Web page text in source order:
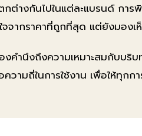
ต่างกันไปในแต่ละแบรนด์ กา
จากราคาที่ถูกที่สุด แต่ยังมองเ
ำนึงถึงความเหมาะสมกับบริบ
ามถี่ในการใช้งาน เพื่อให้ทุกก